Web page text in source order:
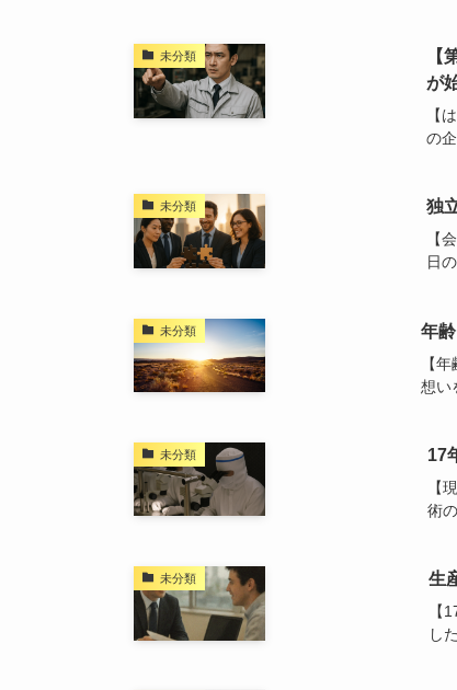
未分類
【
が
【
の
未分類 独
【
日
未分類 年
【
想い
未分類 17
【
術
未分類 生
【
し